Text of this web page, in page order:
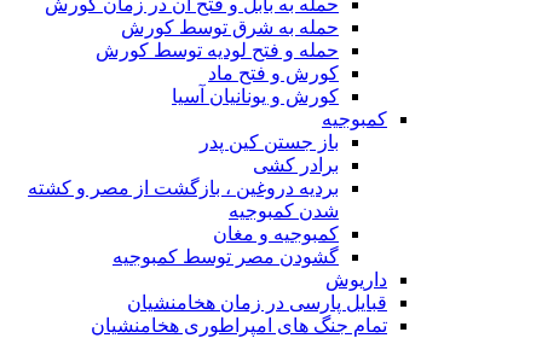
حمله به بابل و فتح آن در زمان کورش
حمله به شرق توسط کورش
حمله و فتح لودیه توسط کورش
کورش و فتح ماد
کورش و یونانیان آسیا
کمبوجیه
باز جستن کین پدر
برادر کشی
بردیه دروغین ، بازگشت از مصر و کشته
شدن کمبوجیه
کمبوجیه و مغان
گشودن مصر توسط کمبوجیه
داریوش
قبایل پارسی در زمان هخامنشیان
تمام جنگ های امپراطوری هخامنشیان